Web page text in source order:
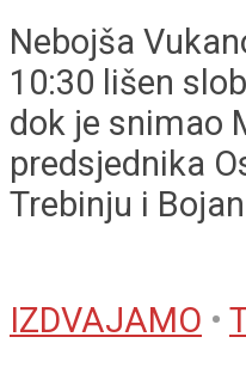
Nebojša
10:30 lišen
dok je snimao
predsjednika
Trebinju i
IZDVAJAMO •